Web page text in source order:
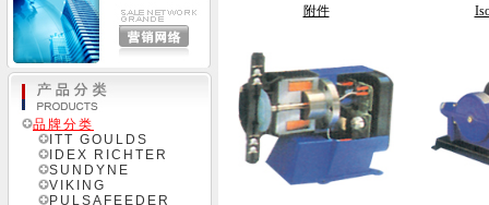
品牌分类
ITT GOULDS
IDEX RICHTER
SUNDYNE
VIKING
PULSAFEEDER
附件